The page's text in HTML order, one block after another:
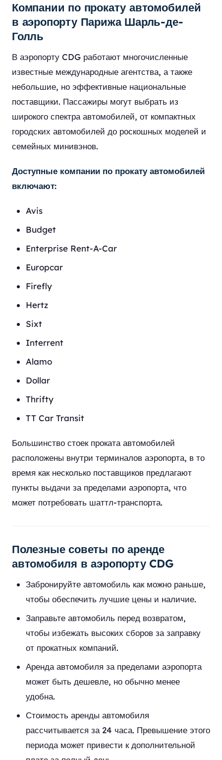
Компании по прокату автомобилей
в аэропорту Парижа Шарль-де-
Голль
В аэропорту CDG работают многочисленные
известные международные агентства, а также
небольшие, но эффективные национальные
поставщики. Пассажиры могут выбрать из
широкого спектра автомобилей, от компактных
городских автомобилей до роскошных моделей и
семейных минивэнов.
Доступные компании по прокату автомобилей
включают:
Avis
Budget
Enterprise Rent-A-Car
Europcar
Firefly
Hertz
Sixt
Interrent
Alamo
Dollar
Thrifty
TT Car Transit
Большинство стоек проката автомобилей
расположены внутри терминалов аэропорта, в то
время как несколько поставщиков предлагают
пункты выдачи за пределами аэропорта, что
может потребовать шаттл-транспорта.
Полезные советы по аренде
автомобиля в аэропорту CDG
Забронируйте автомобиль как можно раньше,
чтобы обеспечить лучшие цены и наличие.
Заправьте автомобиль перед возвратом,
чтобы избежать высоких сборов за заправку
от прокатных компаний.
Аренда автомобиля за пределами аэропорта
может быть дешевле, но обычно менее
удобна.
Стоимость аренды автомобиля
рассчитывается за 24 часа. Превышение этого
периода может привести к дополнительной